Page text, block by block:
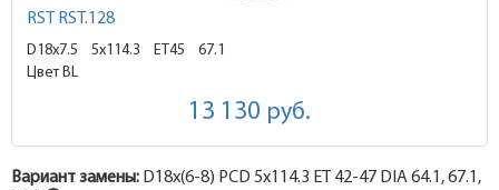
RST RST.128
D18x7.5 5x114.3 ET45
67.1
Цвет BL
13 130 руб.
Вариант замены: D18x(6-8) PCD 5x114.3 ET 42-47 DIA 64.1, 67.1,